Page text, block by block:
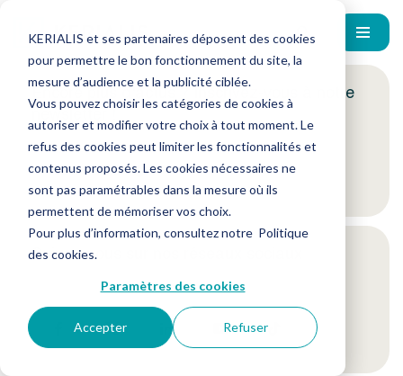
KERIALIS et ses partenaires déposent des cookies
pour permettre le bon fonctionnement du site, la
mesure d’audience et la publicité ciblée.
Vous pouvez choisir les catégories de cookies à
autoriser et modifier votre choix à tout moment. Le
refus des cookies peut limiter les fonctionnalités et
contenus proposés. Les cookies nécessaires ne
sont pas paramétrables dans la mesure où ils
permettent de mémoriser vos choix.
Pour plus d’information, consultez notre Politique
des cookies.
Paramètres des cookies
Accepter Refuser
Encore plus d'actus ? Inscrivez-vous à notre
newsletter !
Je m'inscris
Suivez-nous sur nos réseaux sociaux